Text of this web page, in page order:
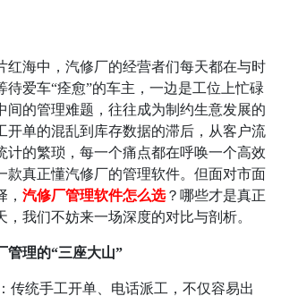
红海中，汽修厂的经营者们每天都在与时
待爱车“痊愈”的车主，一边是工位上忙碌
间的管理难题，往往成为制约生意发展的
开单的混乱到库存数据的滞后，从客户流
计的繁琐，每一个痛点都在呼唤一个高效
款真正懂汽修厂的管理软件。但面对市面
， 汽修厂管理软件怎么选？哪些才是真正
，我们不妨来一场深度的对比与剖析。
管理的“三座大山”
：传统手工开单、电话派工，不仅容易出